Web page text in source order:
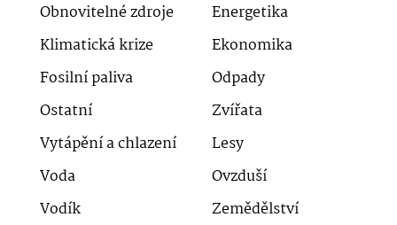
Obnovitelné zdroje
Energetika
Klimatická krize
Ekonomika
Fosilní paliva
Odpady
Ostatní
Zvířata
Vytápění a chlazení
Lesy
Voda
Ovzduší
Vodík
Zemědělství